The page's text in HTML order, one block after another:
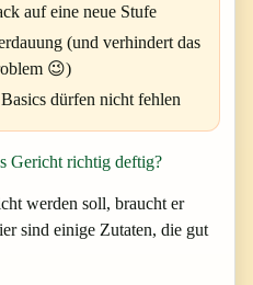
auf eine neue Stufe
(und verhindert das
😉)
dürfen nicht fehlen
Gericht richtig deftig?
werden soll, braucht er
sind einige Zutaten, die gut